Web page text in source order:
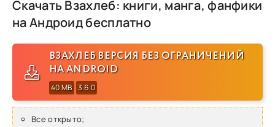
Скачать Взахлеб: книги, манга, фанфики
на Андроид бесплатно
ВЗАХЛЕБ ВЕРСИЯ БЕЗ ОГРАНИЧЕНИЙ
НА ANDROID
40 MB 3.6.0
Все открыто;